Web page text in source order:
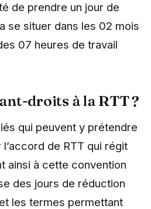
de prendre un jour de
se situer dans les 02 mois
07 heures de travail
droits à la RTT ?
qui peuvent y prétendre
de RTT qui régit
ainsi à cette convention
des jours de réduction
les termes permettant